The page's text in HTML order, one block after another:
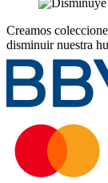
Creamos
disminuir nuestra